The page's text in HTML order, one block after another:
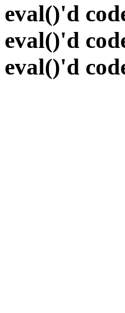
eval()'d
eval()'d
eval()'d